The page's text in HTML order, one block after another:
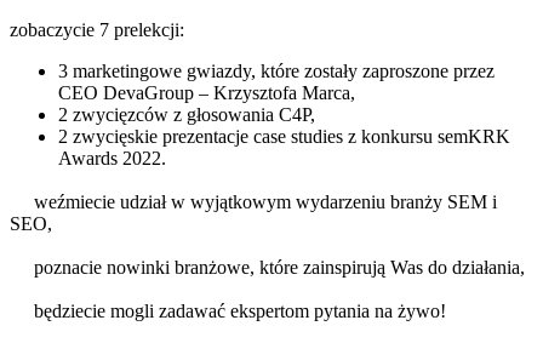
zobaczycie 7 prelekcji:
3 marketingowe gwiazdy, które zostały zaproszone przez
CEO DevaGroup – Krzysztofa Marca,
2 zwycięzców z głosowania C4P,
2 zwycięskie prezentacje case studies z konkursu semKRK
Awards 2022.
weźmiecie udział w wyjątkowym wydarzeniu branży SEM i
SEO,
poznacie nowinki branżowe, które zainspirują Was do działania,
będziecie mogli zadawać ekspertom pytania na żywo!